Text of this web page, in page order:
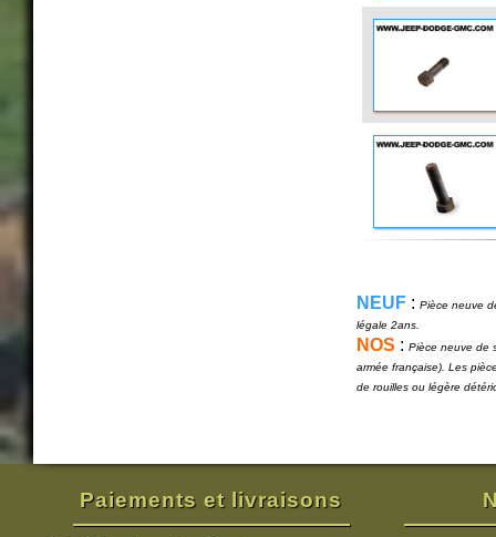
NEUF : Pièce neuve
légale 2ans.
NOS : Pièce neuve de
armée française). Les
de rouilles ou légère
Paiements et livraisons